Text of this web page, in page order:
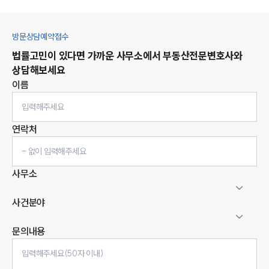
방문상담예약접수
법률고민이 있다면 가까운 사무소에서 부동산전문변호사와
상담해보세요
이름
연락처
사무소
사건분야
문의내용